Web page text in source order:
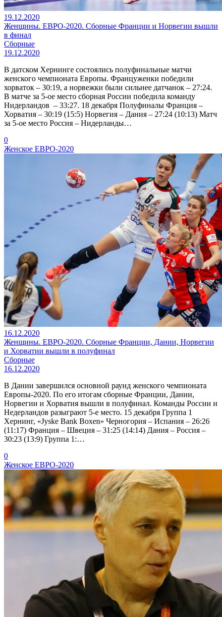
19.12.2020
Женщины. ЕВРО-2020. Сборные Франции и Норвегии вышли
в финал
Сборные
19.12.2020
В датском Хернинге состоялись полуфинальные матчи
женского чемпионата Европы. Француженки победили
хорваток – 30:19, а норвежки были сильнее датчанок – 27:24.
В матче за 5-ое место сборная России победила команду
Нидерландов – 33:27. 18 декабря Полуфиналы Франция –
Хорватия – 30:19 (15:5) Норвегия – Дания – 27:24 (10:13) Матч
за 5-ое место Россия – Нидерланды…
0
Женское ЕВРО-2020
16.12.2020
Женщины. ЕВРО-2020. Сборные Франции, Дании, Норвегии
и Хорватии вышли в полуфинал
Сборные
16.12.2020
В Дании завершился основной раунд женского чемпионата
Европы-2020. По его итогам сборные Франции, Дании,
Норвегии и Хорватия вышли в полуфинал. Команды России и
Недерландов разыграют 5-е место. 15 декабря Группа 1
Хернинг, «Jyske Bank Boxen» Черногория – Испания – 26:26
(11:17) Франция – Швеция – 31:25 (14:14) Дания – Россия –
30:23 (13:9) Группа 1:…
0
Женское ЕВРО-2020